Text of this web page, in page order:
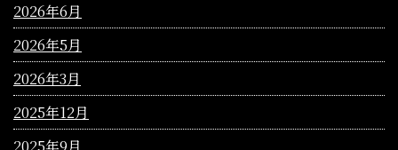
2026年6月
2026年5月
2026年3月
2025年12月